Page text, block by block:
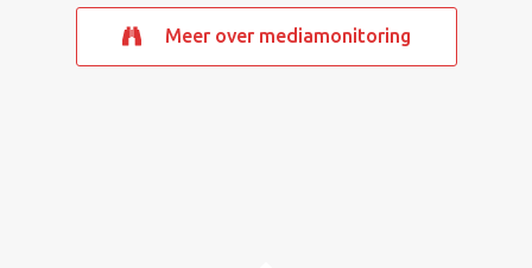
Meer over mediamonitoring